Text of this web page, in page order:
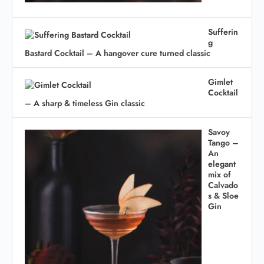
Sufferin
g
Bastard Cocktail – A hangover cure turned classic
Gimlet
Cocktail
– A sharp & timeless Gin classic
Savoy
Tango –
An
elegant
mix of
Calvado
s & Sloe
Gin